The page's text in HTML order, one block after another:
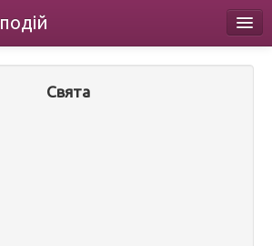
подій
Свята